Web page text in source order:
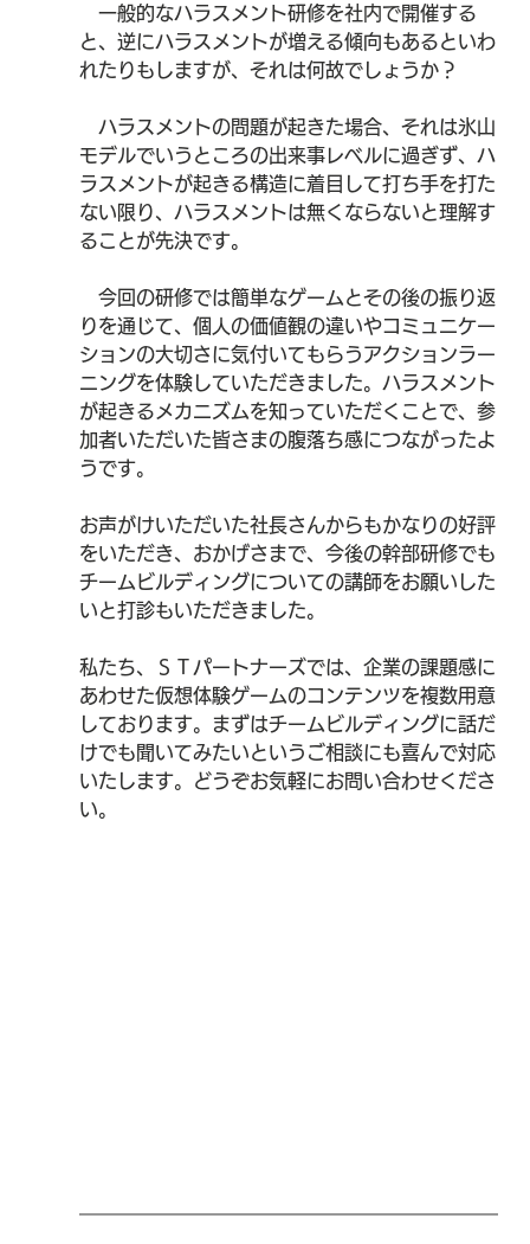
一般的なハラスメント研修を社内で開催する
と、逆にハラスメントが増える傾向もあるといわ
れたりもしますが、それは何故でしょうか？
ハラスメントの問題が起きた場合、それは氷山
モデルでいうところの出来事レベルに過ぎず、ハ
ラスメントが起きる構造に着目して打ち手を打た
ない限り、ハラスメントは無くならないと理解す
ることが先決です。
今回の研修では簡単なゲームとその後の振り返
りを通じて、個人の価値観の違いやコミュニケー
ションの大切さに気付いてもらうアクションラー
ニングを体験していただきました。ハラスメント
が起きるメカニズムを知っていただくことで、参
加者いただいた皆さまの腹落ち感につながったよ
うです。
お声がけいただいた社長さんからもかなりの好評
をいただき、おかげさまで、今後の幹部研修でも
チームビルディングについての講師をお願いした
いと打診もいただきました。
私たち、ＳＴパートナーズでは、企業の課題感に
あわせた仮想体験ゲームのコンテンツを複数用意
しております。まずはチームビルディングに話だ
けでも聞いてみたいというご相談にも喜んで対応
いたします。どうぞお気軽にお問い合わせくださ
い。